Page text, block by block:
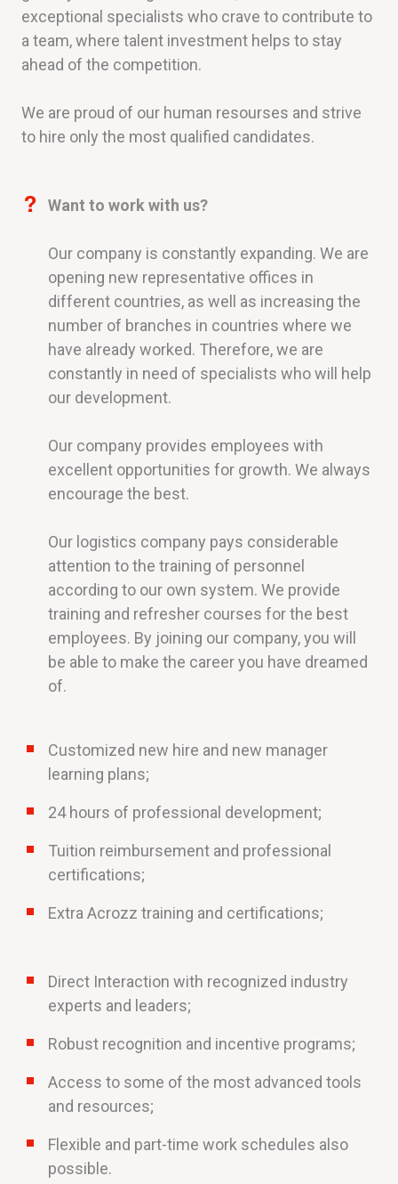
exceptional specialists who crave to contribute to
a team, where talent investment helps to stay
ahead of the competition.
We are proud of our human resourses and strive
to hire only the most qualified candidates.
Want to work with us?
Our company is constantly expanding. We are
opening new representative offices in
different countries, as well as increasing the
number of branches in countries where we
have already worked. Therefore, we are
constantly in need of specialists who will help
our development.
Our company provides employees with
excellent opportunities for growth. We always
encourage the best.
Our logistics company pays considerable
attention to the training of personnel
according to our own system. We provide
training and refresher courses for the best
employees. By joining our company, you will
be able to make the career you have dreamed
of.
Customized new hire and new manager
learning plans;
24 hours of professional development;
Tuition reimbursement and professional
certifications;
Extra Acrozz training and certifications;
Direct Interaction with recognized industry
experts and leaders;
Robust recognition and incentive programs;
Access to some of the most advanced tools
and resources;
Flexible and part-time work schedules also
possible.